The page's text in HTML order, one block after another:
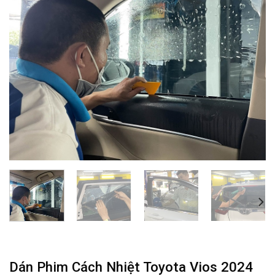
Dán Phim Cách Nhiệt Toyota Vios 2024